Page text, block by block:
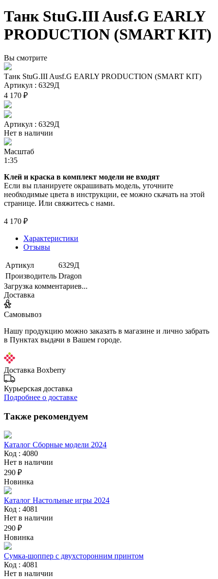
Танк StuG.III Ausf.G EARLY
PRODUCTION (SMART KIT)
Вы смотрите
Танк StuG.III Ausf.G EARLY PRODUCTION (SMART KIT)
Артикул : 6329Д
4 170 ₽
Артикул : 6329Д
Нет в наличии
Масштаб
1:35
Клей и краска в комплект модели не входят
Если вы планируете окрашивать модель, уточните
необходимые цвета в инструкции, ее можно скачать на этой
странице. Или свяжитесь с нами.
4 170 ₽
Характеристики
Отзывы
Артикул
6329Д
Производитель Dragon
Загрузка комментариев...
Доставка
Самовывоз
Нашу продукцию можно заказать в магазине и лично забрать
в Пунктах выдачи в Вашем городе.
Доставка Boxberry
Курьерская доставка
Подробнее о доставке
Также рекомендуем
Каталог Сборные модели 2024
Код : 4080
Нет в наличии
290 ₽
Новинка
Каталог Настольные игры 2024
Код : 4081
Нет в наличии
290 ₽
Новинка
Сумка-шоппер с двухсторонним принтом
Код : 4081
Нет в наличии